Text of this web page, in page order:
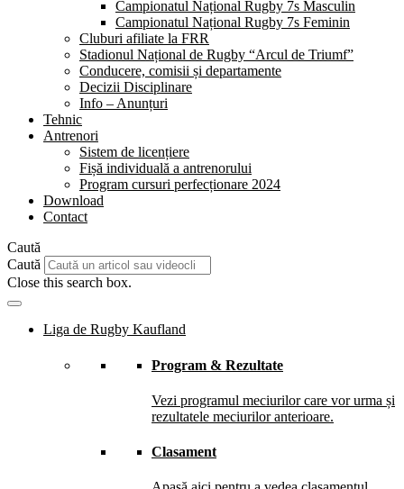
Campionatul Național Rugby 7s Masculin
Campionatul Național Rugby 7s Feminin
Cluburi afiliate la FRR
Stadionul Național de Rugby “Arcul de Triumf”
Conducere, comisii și departamente
Decizii Disciplinare
Info – Anunțuri
Tehnic
Antrenori
Sistem de licențiere
Fișă individuală a antrenorului
Program cursuri perfecționare 2024
Download
Contact
Caută
Caută
Close this search box.
Liga de Rugby Kaufland
Program & Rezultate
Vezi programul meciurilor care vor urma și
rezultatele meciurilor anterioare.
Clasament